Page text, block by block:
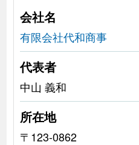
会社名
有限会社代和商事
代表者
中山 義和
所在地
〒123-0862